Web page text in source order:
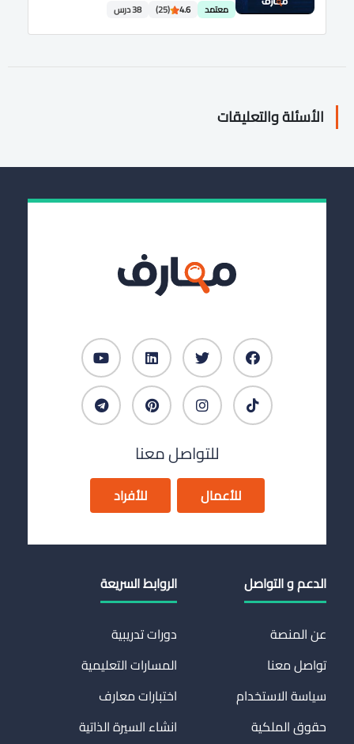
معتمد 4.6
(25) 38 درس
الأسئلة والتعليقات
للتواصل معنا
للأعمال للأفراد
الدعم و التواصل
عن المنصة
تواصل معنا
سياسة الاستخدام
حقوق الملكية
الروابط السريعة
دورات تدريبية
المسارات التعليمية
اختبارات معارف
انشاء السيرة الذاتية